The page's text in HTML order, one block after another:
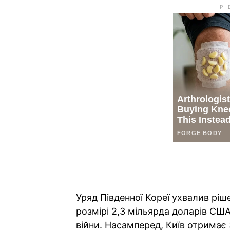
Уряд Південної Кореї ухвалив
розмірі 2,3 мільярда доларів
війни. Насамперед, Київ отримає